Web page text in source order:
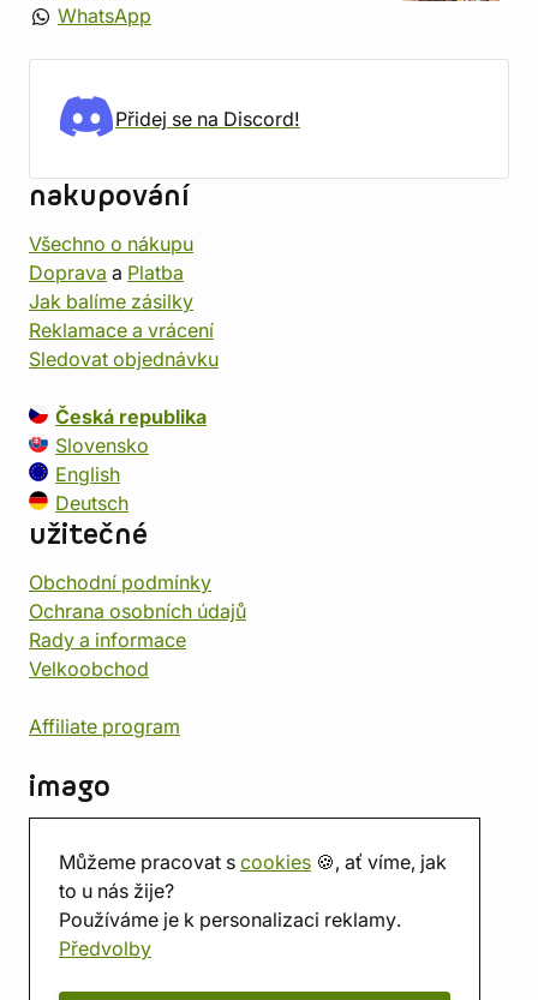
Můžeme pracovat s cookies 🍪, ať víme, jak
to u nás žije?
Používáme je k personalizaci reklamy.
Předvolby
WhatsApp
Přidej se na Discord!
nakupování
Všechno o nákupu
Doprava a Platba
Jak balíme zásilky
Reklamace a vrácení
Sledovat objednávku
Česká republika
Slovensko
English
Deutsch
užitečné
Obchodní podmínky
Ochrana osobních údajů
Rady a informace
Velkoobchod
Affiliate program
imago
Prodejna
Herna
O nás
Hodnocení obchodu